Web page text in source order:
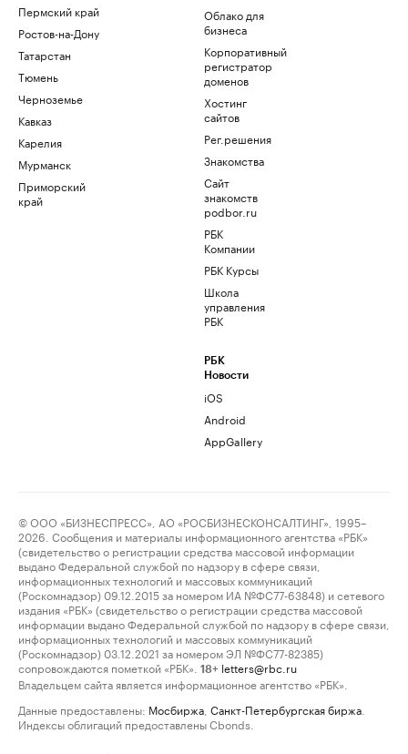
Пермский край
Ростов-на-Дону
Татарстан
Тюмень
Черноземье
Кавказ
Карелия
Мурманск
Приморский
край
Облако для
бизнеса
Корпоративный
регистратор
доменов
Хостинг
сайтов
Рег.решения
Знакомства
Сайт
знакомств
podbor.ru
РБК
Компании
РБК Курсы
Школа
управления
РБК
РБК
Новости
iOS
Android
AppGallery
© ООО «БИЗНЕСПРЕСС», АО «РОСБИЗНЕСКОНСАЛТИНГ», 1995–
2026. Сообщения и материалы информационного агентства «РБК»
(свидетельство о регистрации средства массовой информации
выдано Федеральной службой по надзору в сфере связи,
информационных технологий и массовых коммуникаций
(Роскомнадзор) 09.12.2015 за номером ИА №ФС77-63848) и сетевого
издания «РБК» (свидетельство о регистрации средства массовой
информации выдано Федеральной службой по надзору в сфере связи,
информационных технологий и массовых коммуникаций
(Роскомнадзор) 03.12.2021 за номером ЭЛ №ФС77-82385)
сопровождаются пометкой «РБК».
18+ letters@rbc.ru
Владельцем сайта является информационное агентство «РБК».
Данные предоставлены: Мосбиржа Санкт-Петербургская биржа
Индексы облигаций предоставлены Cbonds.